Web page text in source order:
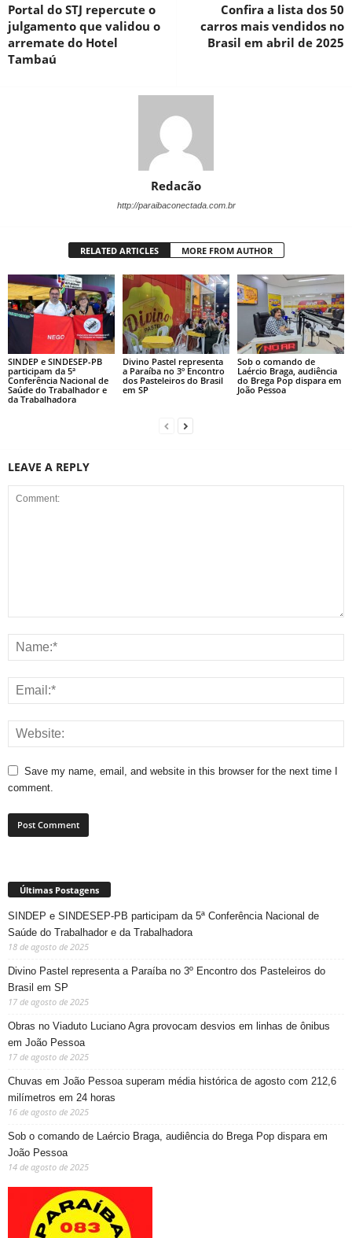
Portal do STJ repercute o
julgamento que validou o
arremate do Hotel
Tambaú
Confira a lista dos 50
carros mais vendidos no
Brasil em abril de 2025
Redacão
http://paraibaconectada.com.br
RELATED ARTICLES MORE FROM AUTHOR
SINDEP e SINDESEP-PB
participam da 5ª
Conferência Nacional de
Saúde do Trabalhador e
da Trabalhadora
Divino Pastel representa
a Paraíba no 3º Encontro
dos Pasteleiros do Brasil
em SP
Sob o comando de
Laércio Braga, audiência
do Brega Pop dispara em
João Pessoa
LEAVE A REPLY
Save my name, email, and website in this browser for the next time I
comment.
Últimas Postagens
SINDEP e SINDESEP-PB participam da 5ª Conferência Nacional de
Saúde do Trabalhador e da Trabalhadora
18 de agosto de 2025
Divino Pastel representa a Paraíba no 3º Encontro dos Pasteleiros do
Brasil em SP
17 de agosto de 2025
Obras no Viaduto Luciano Agra provocam desvios em linhas de ônibus
em João Pessoa
17 de agosto de 2025
Chuvas em João Pessoa superam média histórica de agosto com 212,6
milímetros em 24 horas
16 de agosto de 2025
Sob o comando de Laércio Braga, audiência do Brega Pop dispara em
João Pessoa
14 de agosto de 2025